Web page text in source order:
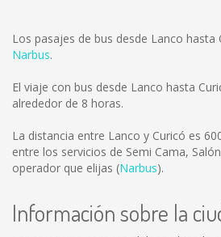
Los pasajes de bus desde Lanco
Narbus.
El viaje con bus desde Lanco hasta
alrededor de 8 horas.
La distancia entre Lanco y Curicó es
entre los servicios de Semi Cama,
operador que elijas (Narbus).
Información sobre la